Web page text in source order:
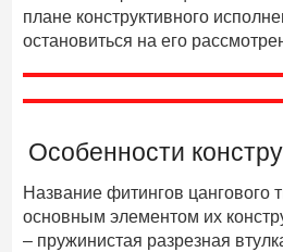
плане конструктивного
остановиться на его
Особенности
Название фитингов цангового
основным элементом их
– пружинистая разрезная